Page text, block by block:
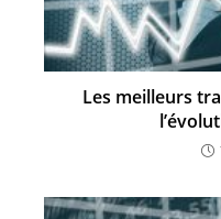
Les meilleurs